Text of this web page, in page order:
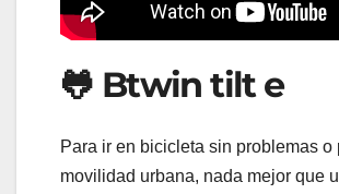
🐸 Btwin tilt e
Para ir en bicicleta sin problemas o
movilidad urbana, nada mejor que